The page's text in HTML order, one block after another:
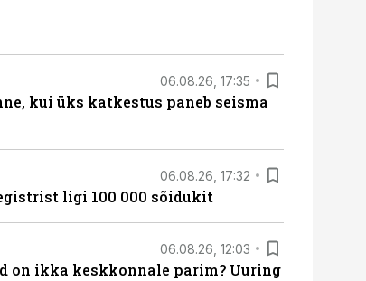
06.08.26, 17:35
kui üks katkestus paneb seisma
06.08.26, 17:32
ligi 100 000 sõidukit
06.08.26, 12:03
on ikka keskkonnale parim? Uuring